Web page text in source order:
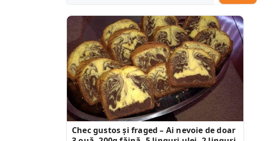
Chec gustos și fraged – Ai nevoie de doar